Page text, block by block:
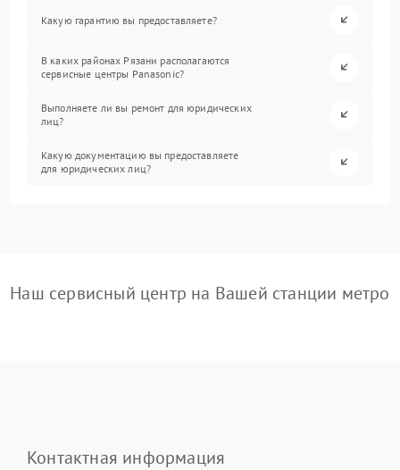
Какую гарантию вы предоставляете?
В каких районах Рязани располагаются
сервисные центры Panasonic?
Выполняете ли вы ремонт для юридических
лиц?
Какую документацию вы предоставляете
для юридических лиц?
Наш сервисный центр на Вашей станции метро
Контактная информация